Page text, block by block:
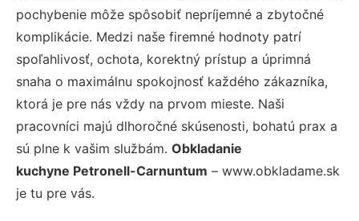
pochybenie môže spôsobiť nepríjemné a zbytočné
komplikácie. Medzi naše firemné hodnoty patrí
spoľahlivosť, ochota, korektný prístup a úprimná
snaha o maximálnu spokojnosť každého zákazníka,
ktorá je pre nás vždy na prvom mieste. Naši
pracovníci majú dlhoročné skúsenosti, bohatú prax a
sú plne k vašim službám. Obkladanie
kuchyne Petronell-Carnuntum – www.obkladame.sk
je tu pre vás.